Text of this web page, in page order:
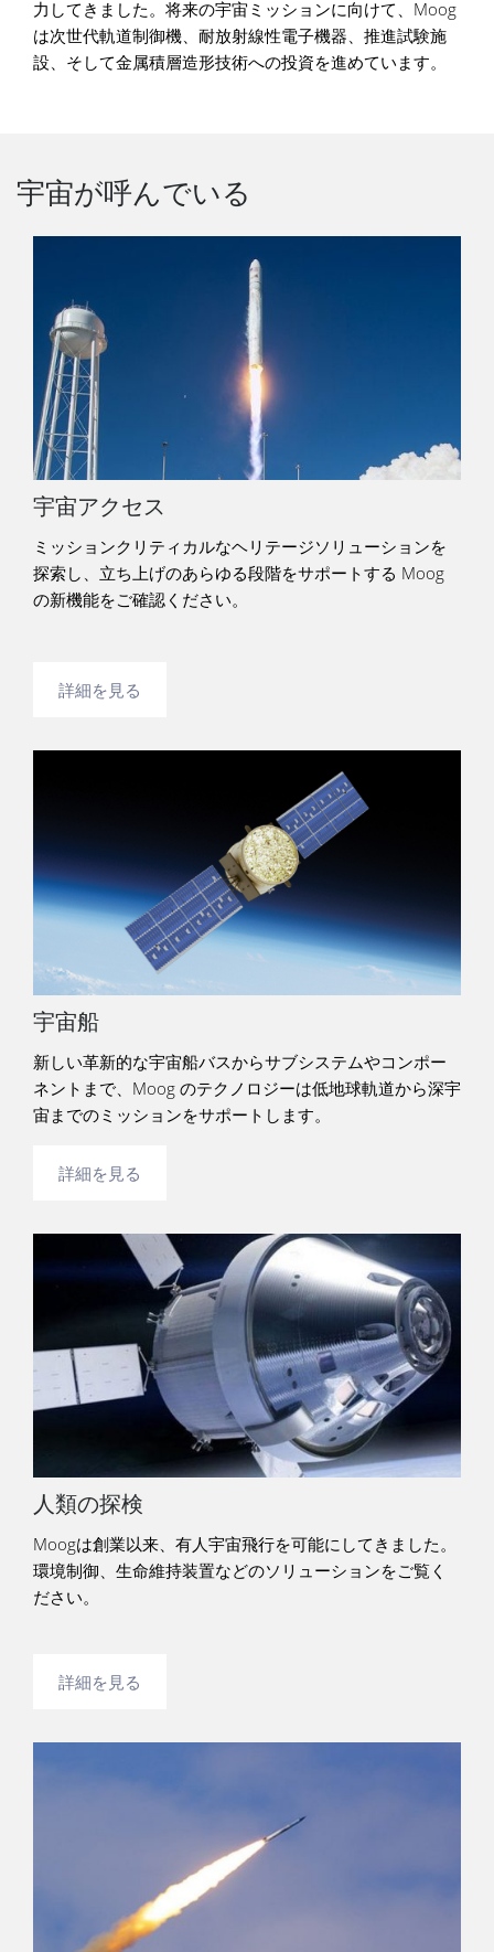
力してきました。将来の宇宙ミッションに向けて、Moog
は次世代軌道制御機、耐放射線性電子機器、推進試験施
設、そして金属積層造形技術への投資を進めています。
宇宙が呼んでいる
宇宙アクセス
ミッションクリティカルなヘリテージソリューションを
探索し、立ち上げのあらゆる段階をサポートする Moog
の新機能をご確認ください。
詳細を見る
宇宙船
新しい革新的な宇宙船バスからサブシステムやコンポー
ネントまで、Moog のテクノロジーは低地球軌道から深宇
宙までのミッションをサポートします。
詳細を見る
人類の探検
Moogは創業以来、有人宇宙飛行を可能にしてきました。
環境制御、生命維持装置などのソリューションをご覧く
ださい。
詳細を見る